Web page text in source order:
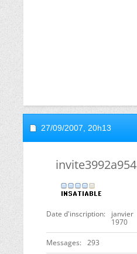
27/09/2007, 20h13
invite3992a954
Date d'inscription
janvier
1970
Messages 293